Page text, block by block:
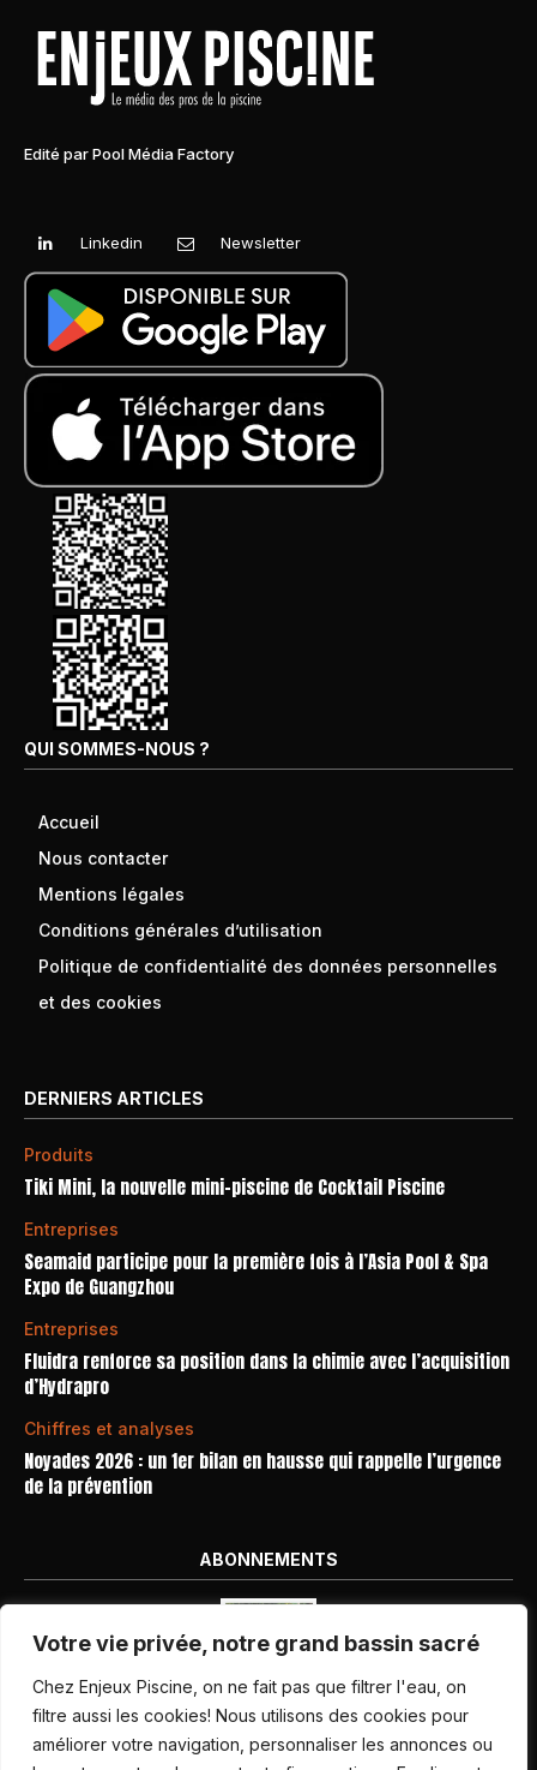
Votre vie privée, notre grand bassin sacré
Chez Enjeux Piscine, on ne fait pas que filtrer l'eau, on
filtre aussi les cookies! Nous utilisons des cookies pour
améliorer votre navigation, personnaliser les annonces ou
Edité par Pool Média Factory
Linkedin Newsletter
QUI SOMMES-NOUS ?
Accueil
Nous contacter
Mentions légales
Conditions générales d’utilisation
Politique de confidentialité des données personnelles
et des cookies
DERNIERS ARTICLES
Produits
Tiki Mini, la nouvelle mini-piscine de Cocktail Piscine
Entreprises
Seamaid participe pour la première fois à l’Asia Pool & Spa
Expo de Guangzhou
Entreprises
Fluidra renforce sa position dans la chimie avec l’acquisition
d’Hydrapro
Chiffres et analyses
Noyades 2026 : un 1er bilan en hausse qui rappelle l’urgence
de la prévention
ABONNEMENTS
Nos dernières parutions